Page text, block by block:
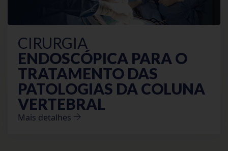
CIRURGIA
ENDOSCÓPICA PARA O
TRATAMENTO DAS
PATOLOGIAS DA COLUNA
VERTEBRAL
Mais detalhes